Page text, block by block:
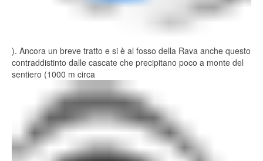
). Ancora un breve tratto e si è al fosso della Rava anche questo
contraddistinto dalle cascate che precipitano poco a monte del
sentiero (1000 m circa